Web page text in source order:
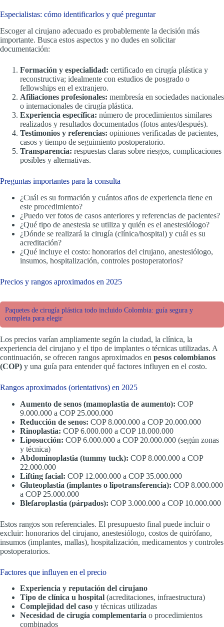
Especialistas: cómo identificarlos y qué preguntar
Escoger al cirujano adecuado es probablemente la decisión más
importante. Busca estos aspectos y no dudes en solicitar
documentación:
Formación y especialidad: certificado en cirugía plástica y
reconstructiva; idealmente con estudios de posgrado o
fellowships en el extranjero.
Afiliaciones profesionales: membresía en sociedades nacionales
o internacionales de cirugía plástica.
Experiencia específica: número de procedimientos similares
realizados y resultados documentados (fotos antes/después).
Testimonios y referencias: opiniones verificadas de pacientes,
casos y tiempo de seguimiento postoperatorio.
Transparencia: respuestas claras sobre riesgos, complicaciones
posibles y alternativas.
Preguntas importantes para la consulta
¿Cuál es su formación y cuántos años de experiencia tiene en
este procedimiento?
¿Puedo ver fotos de casos anteriores y referencias de pacientes?
¿Qué tipo de anestesia se utiliza y quién es el anestesiólogo?
¿Dónde se realizará la cirugía (clínica/hospital) y cuál es su
acreditación?
¿Qué incluye el costo: honorarios del cirujano, anestesiólogo,
insumos, hospitalización, controles postoperatorios?
Precios y rangos aproximados en 2025
Paquetes de cirugía plástica todo incluido Colombia: guía segura y
completa para elegir
Los precios varían ampliamente según la ciudad, la clínica, la
experiencia del cirujano y el tipo de implantes o técnicas utilizadas. A
continuación, se ofrecen rangos aproximados en pesos colombianos
(COP) y una guía para entender qué factores influyen en el costo.
Rangos aproximados (orientativos) en 2025
Aumento de senos (mamoplastia de aumento): COP
9.000.000 a COP 25.000.000
Reducción de senos: COP 8.000.000 a COP 20.000.000
Rinoplastia: COP 6.000.000 a COP 18.000.000
Liposucción: COP 6.000.000 a COP 20.000.000 (según zonas
y técnica)
Abdominoplastia (tummy tuck): COP 8.000.000 a COP
22.000.000
Lifting facial: COP 12.000.000 a COP 35.000.000
Gluteoplastia (implantes o lipotransferencia): COP 8.000.000
a COP 25.000.000
Blefaroplastia (párpados): COP 3.000.000 a COP 10.000.000
Estos rangos son referenciales. El presupuesto final puede incluir o
excluir: honorarios del cirujano, anestesiólogo, costos de quirófano,
insumos (implantes, mallas), hospitalización, medicamentos y controles
postoperatorios.
Factores que influyen en el precio
Experiencia y reputación del cirujano
Tipo de clínica u hospital (acreditaciones, infraestructura)
Complejidad del caso y técnicas utilizadas
Necesidad de cirugía complementaria o procedimientos
combinados